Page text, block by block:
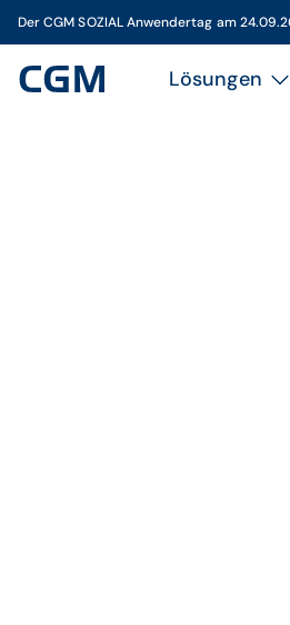
Der CGM SOZIAL Anwendertag am
Lösungen